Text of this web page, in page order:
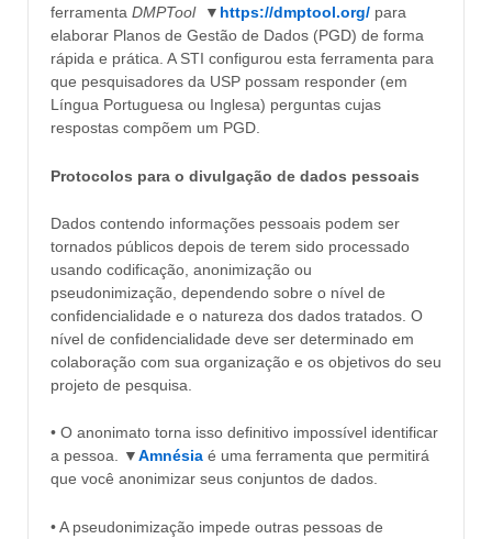
ferramenta DMPTool▼ https://dmptool.org/ para
elaborar Planos de Gestão de Dados (PGD) de forma
rápida e prática. A STI configurou esta ferramenta para
que pesquisadores da USP possam responder (em
Língua Portuguesa ou Inglesa) perguntas cujas
respostas compõem um PGD.
Protocolos para o divulgação de dados pessoais
Dados contendo informações pessoais podem ser
tornados públicos depois de terem sido processado
usando codificação, anonimização ou
pseudonimização, dependendo sobre o nível de
confidencialidade e o natureza dos dados tratados. O
nível de confidencialidade deve ser determinado em
colaboração com sua organização e os objetivos do seu
projeto de pesquisa.
• O anonimato torna isso definitivo impossível identificar
a pessoa. ▼Amnésia é uma ferramenta que permitirá
que você anonimizar seus conjuntos de dados.
• A pseudonimização impede outras pessoas de